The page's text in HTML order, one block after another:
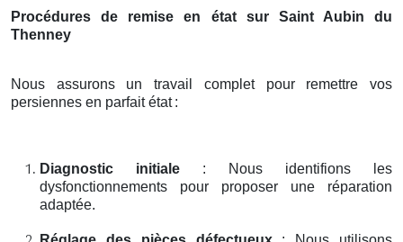
Procédures de remise en état sur Saint Aubin du
Thenney
Nous assurons un travail complet pour remettre vos
persiennes en parfait état :
Diagnostic initiale : Nous identifions les
dysfonctionnements pour proposer une réparation
adaptée.